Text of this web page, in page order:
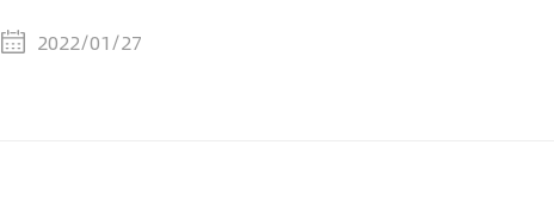
2022/01/27